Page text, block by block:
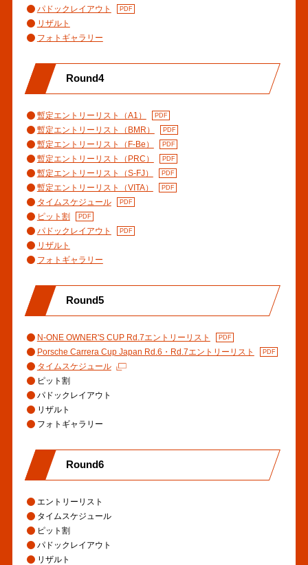
パドックレイアウト
リザルト
フォトギャラリー
Round4
暫定エントリーリスト（A1）
暫定エントリーリスト（BMR）
暫定エントリーリスト（F-Be）
暫定エントリーリスト（PRC）
暫定エントリーリスト（S-FJ）
暫定エントリーリスト（VITA）
タイムスケジュール
ピット割
パドックレイアウト
リザルト
フォトギャラリー
Round5
N-ONE OWNER'S CUP Rd.7エントリーリスト
Porsche Carrera Cup Japan Rd.6・Rd.7エントリーリスト
タイムスケジュール
ピット割
パドックレイアウト
リザルト
フォトギャラリー
Round6
エントリーリスト
タイムスケジュール
ピット割
パドックレイアウト
リザルト